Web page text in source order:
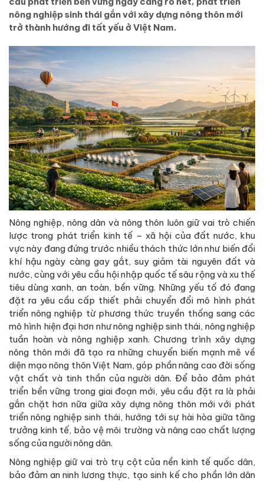
nông nghiệp sinh thái gắn với xây dựng nông thôn mới
trở thành hướng đi tất yếu ở Việt Nam.
Nông nghiệp, nông dân và nông thôn luôn giữ vai trò chiến
lược trong phát triển kinh tế – xã hội của đất nước, khu
vực này đang đứng trước nhiều thách thức lớn như biến đổi
khí hậu ngày càng gay gắt, suy giảm tài nguyên đất và
nước, cùng với yêu cầu hội nhập quốc tế sâu rộng và xu thế
tiêu dùng xanh, an toàn, bền vững. Những yếu tố đó đang
đặt ra yêu cầu cấp thiết phải chuyển đổi mô hình phát
triển nông nghiệp từ phương thức truyền thống sang các
mô hình hiện đại hơn như nông nghiệp sinh thái, nông nghiệp
tuần hoàn và nông nghiệp xanh. Chương trình xây dựng
nông thôn mới đã tạo ra những chuyển biến mạnh mẽ về
diện mạo nông thôn Việt Nam, góp phần nâng cao đời sống
vật chất và tinh thần của người dân. Để bảo đảm phát
triển bền vững trong giai đoạn mới, yêu cầu đặt ra là phải
gắn chặt hơn nữa giữa xây dựng nông thôn mới với phát
triển nông nghiệp sinh thái, hướng tới sự hài hòa giữa tăng
trưởng kinh tế, bảo vệ môi trường và nâng cao chất lượng
sống của người nông dân.
Nông nghiệp giữ vai trò trụ cột của nền kinh tế quốc dân,
bảo đảm an ninh lương thực, tạo sinh kế cho phần lớn dân